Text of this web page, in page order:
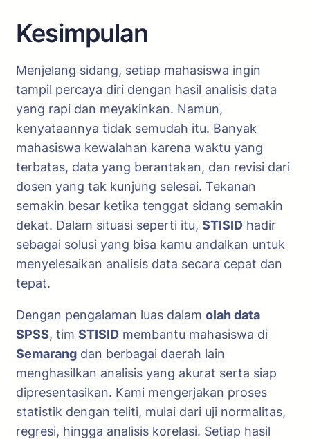
Kesimpulan
Menjelang sidang, setiap mahasiswa ingin
tampil percaya diri dengan hasil analisis data
yang rapi dan meyakinkan. Namun,
kenyataannya tidak semudah itu. Banyak
mahasiswa kewalahan karena waktu yang
terbatas, data yang berantakan, dan revisi dari
dosen yang tak kunjung selesai. Tekanan
semakin besar ketika tenggat sidang semakin
dekat. Dalam situasi seperti itu, STISID hadir
sebagai solusi yang bisa kamu andalkan untuk
menyelesaikan analisis data secara cepat dan
tepat.
Dengan pengalaman luas dalam olah data
SPSS, tim STISID membantu mahasiswa di
Semarang dan berbagai daerah lain
menghasilkan analisis yang akurat serta siap
dipresentasikan. Kami mengerjakan proses
statistik dengan teliti, mulai dari uji normalitas,
regresi, hingga analisis korelasi. Setiap hasil